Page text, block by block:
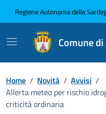
Regione Autonoma della
Comune
Home / Novità / Avvisi /
Allerta meteo per rischio
criticità ordinaria